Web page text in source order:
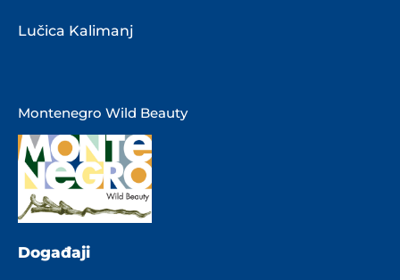
Lučica Kalimanj
Montenegro Wild Beauty
Događaji